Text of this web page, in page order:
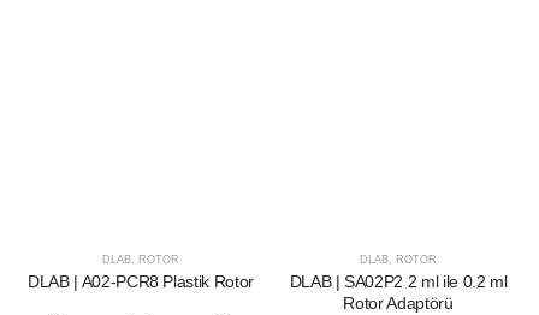
DLAB, ROTOR
DLAB | A02-PCR8 Plastik Rotor
DLAB, ROTOR
DLAB | SA02P2 2 ml ile 0.2 ml
Rotor Adaptörü